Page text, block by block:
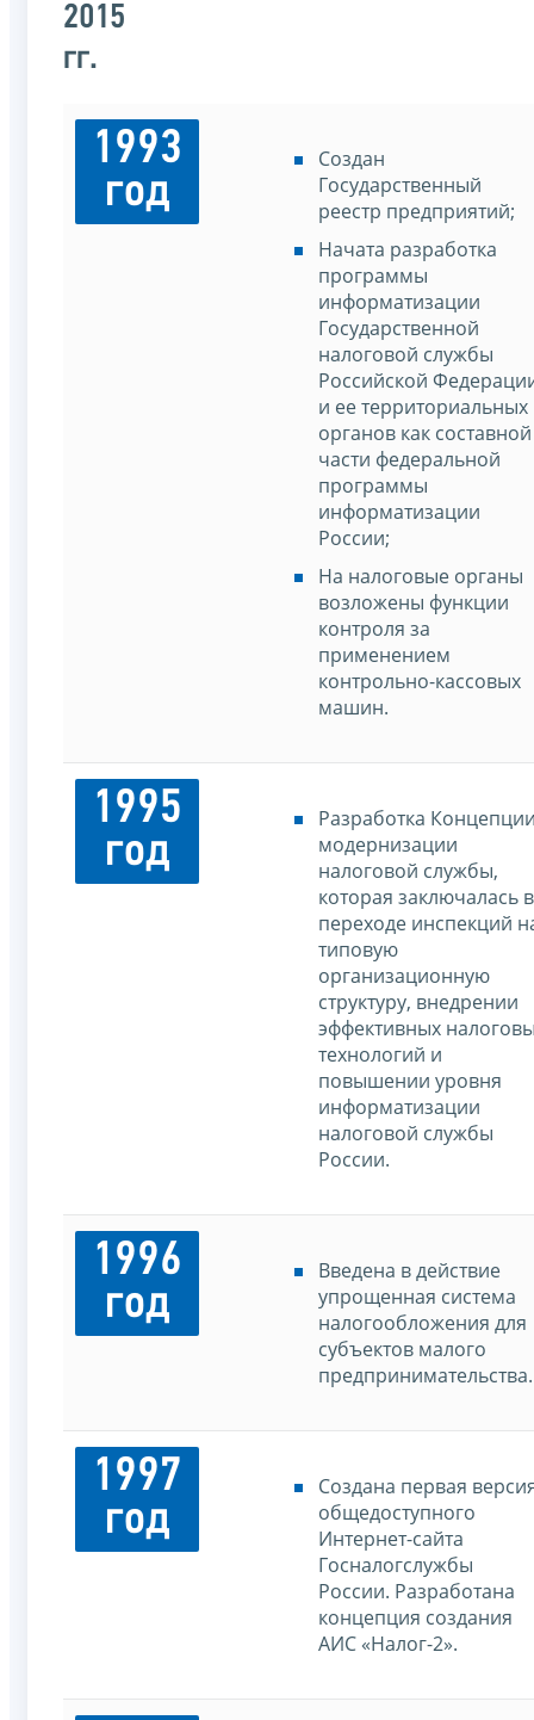
2015
гг.
1993
год
Создан
Государственный
реестр предприятий;
Начата разработка
программы
информатизации
Государственной
налоговой службы
Российской
и ее территориальных
органов как составной
части федеральной
программы
информатизации
России;
На налоговые органы
возложены функции
контроля за
применением
контрольно-кассовых
машин.
1995
год
Разработка
модернизации
налоговой службы,
которая заключалась в
переходе инспекций
типовую
организационную
структуру, внедрении
эффективных
технологий и
повышении уровня
информатизации
налоговой службы
России.
1996
год
Введена в действие
упрощенная система
налогообложения для
субъектов малого
предпринимательства.
1997
год
Создана первая
общедоступного
Интернет-сайта
Госналогслужбы
России. Разработана
концепция создания
АИС «Налог-2».